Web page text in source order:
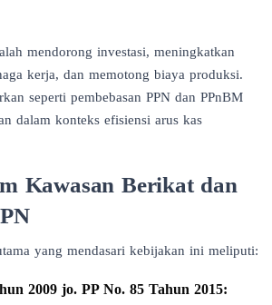
mendorong investasi, meningkatkan
kerja, dan memotong biaya produksi.
seperti pembebasan PPN dan PPnBM
dalam konteks efisiensi arus kas
Kawasan Berikat dan
yang mendasari kebijakan ini meliputi:
2009 jo. PP No. 85 Tahun 2015: